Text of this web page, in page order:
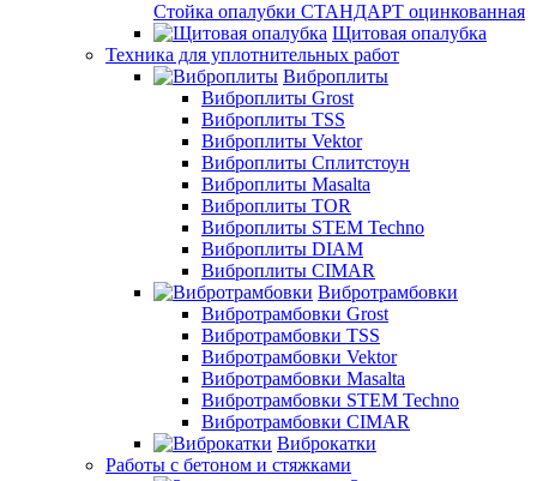
Стойка опалубки СТАНДАРТ оцинкованная
Щитовая опалубка
Техника для уплотнительных работ
Виброплиты
Виброплиты Grost
Виброплиты TSS
Виброплиты Vektor
Виброплиты Сплитстоун
Виброплиты Masalta
Виброплиты TOR
Виброплиты STEM Techno
Виброплиты DIAM
Виброплиты CIMAR
Вибротрамбовки
Вибротрамбовки Grost
Вибротрамбовки TSS
Вибротрамбовки Vektor
Вибротрамбовки Masalta
Вибротрамбовки STEM Techno
Вибротрамбовки CIMAR
Виброкатки
Работы с бетоном и стяжками